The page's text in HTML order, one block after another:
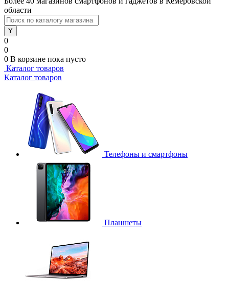
области
0
0
0 В корзине пока пусто
Каталог товаров
Каталог товаров
Телефоны и смартфоны
Планшеты